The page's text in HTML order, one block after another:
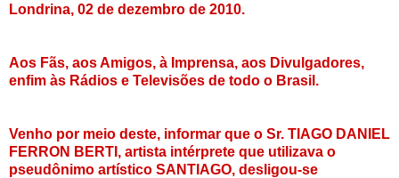
Londrina, 02 de dezembro de 2010.
Aos Fãs, aos Amigos, à Imprensa, aos Divulgadores,
enfim às Rádios e Televisões de todo o Brasil.
Venho por meio deste, informar que o Sr. TIAGO DANIEL
FERRON BERTI, artista intérprete que utilizava o
pseudônimo artístico SANTIAGO, desligou-se